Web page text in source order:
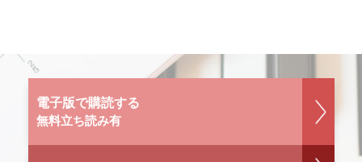
電子版で購読する
無料立ち読み有